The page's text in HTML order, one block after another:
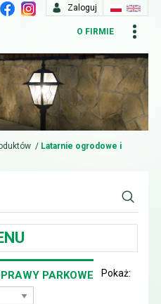
Zaloguj
O FIRMIE
/ Latarnie ogrodowe i
PARKOWE Pokaż: